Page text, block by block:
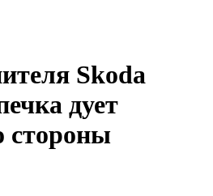
Skoda
дует
стороны